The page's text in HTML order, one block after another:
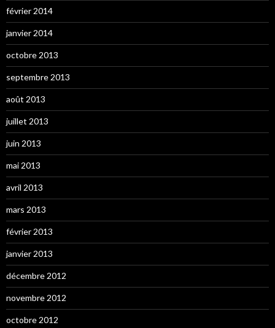
février 2014
janvier 2014
octobre 2013
septembre 2013
août 2013
juillet 2013
juin 2013
mai 2013
avril 2013
mars 2013
février 2013
janvier 2013
décembre 2012
novembre 2012
octobre 2012